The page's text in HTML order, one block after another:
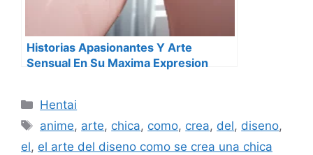
Historias Apasionantes Y Arte
Sensual En Su Maxima Expresion
Categorías
Hentai
Etiquetas
anime, arte, chica, como, crea, del, diseno,
el, el arte del diseno como se crea una chica